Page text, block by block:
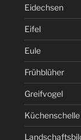
Eidechsen
Eifel
Eule
Frühblüher
Greifvogel
Küchenschelle